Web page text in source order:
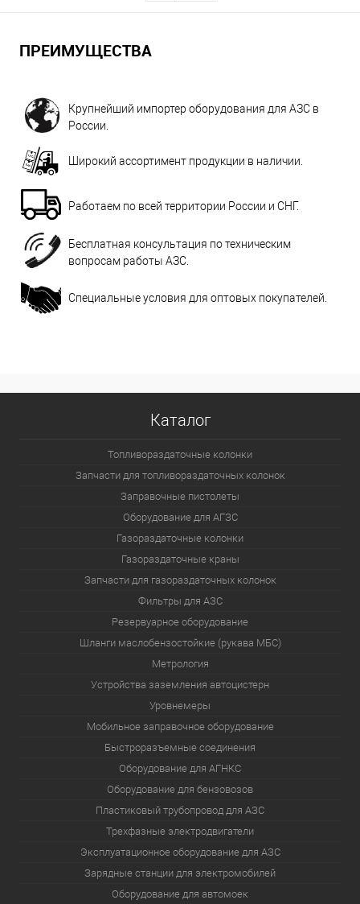
ПРЕИМУЩЕСТВА
Крупнейший импортер оборудования для АЗС в
России.
Широкий ассортимент продукции в наличии.
Работаем по всей территории России и СНГ.
Бесплатная консультация по техническим
вопросам работы АЗС.
Специальные условия для оптовых покупателей.
Каталог
Топливораздаточные колонки
Запчасти для топливораздаточных колонок
Заправочные пистолеты
Оборудование для АГЗС
Газораздаточные колонки
Газораздаточные краны
Запчасти для газораздаточных колонок
Фильтры для АЗС
Резервуарное оборудование
Шланги маслобензостойкие (рукава МБС)
Метрология
Устройства заземления автоцистерн
Уровнемеры
Мобильное заправочное оборудование
Быстроразъемные соединения
Оборудование для АГНКС
Оборудование для бензовозов
Пластиковый трубопровод для АЗС
Трехфазные электродвигатели
Эксплуатационное оборудование для АЗС
Зарядные станции для электромобилей
Оборудование для автомоек